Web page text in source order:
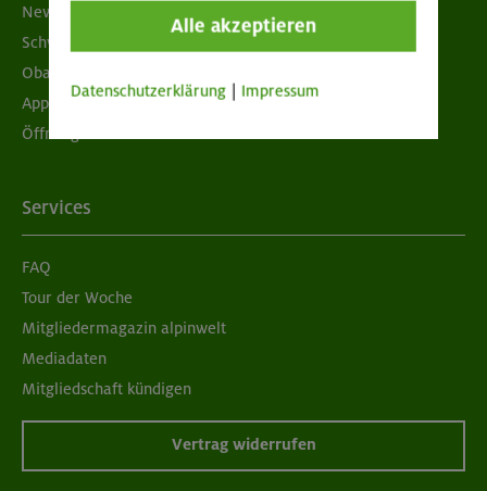
Newsletter
Schwarzes Brett
Obacht geben!
App "Mein DAV+"
Öffnungszeiten
Services
FAQ
Tour der Woche
Mitgliedermagazin alpinwelt
Mediadaten
Mitgliedschaft kündigen
Vertrag widerrufen
Alle akzeptieren
Datenschutzerklärung Impressum